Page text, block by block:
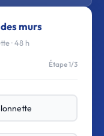
murs
· 48 h
Étape 1/3